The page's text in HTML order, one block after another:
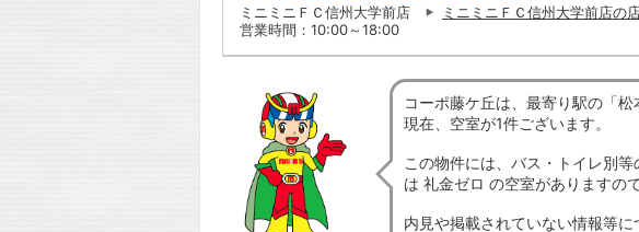
ミニミニＦＣ信州大学前店
ミニミニＦＣ信州大学前店の店
営業時間：10:00～18:00
コーポ藤ケ丘は、最寄り駅の「
現在、空室が1件ございます。
この物件には、バス・トイレ別
は 礼金ゼロ の空室がありますの
内見や掲載されていない情報等